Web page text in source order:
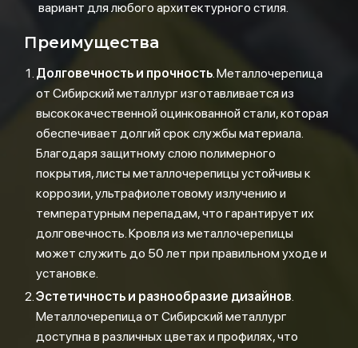
вариант для любого архитектурного стиля.
Преимущества
Долговечность и прочность. Металлочерепица
от Сибирский металлург изготавливается из
высококачественной оцинкованной стали, которая
обеспечивает долгий срок службы материала.
Благодаря защитному слою полимерного
покрытия, листы металлочерепицы устойчивы к
коррозии, ультрафиолетовому излучению и
температурным перепадам, что гарантирует их
долговечность. Кровля из металлочерепицы
может служить до 50 лет при правильном уходе и
установке.
Эстетичность и разнообразие дизайнов.
Металлочерепица от Сибирский металлург
доступна в различных цветах и профилях, что